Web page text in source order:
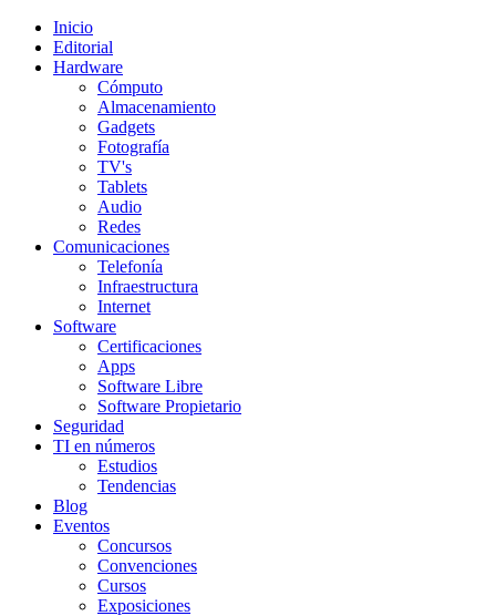
Inicio
Editorial
Hardware
Cómputo
Almacenamiento
Gadgets
Fotografía
TV's
Tablets
Audio
Redes
Comunicaciones
Telefonía
Infraestructura
Internet
Software
Certificaciones
Apps
Software Libre
Software Propietario
Seguridad
TI en números
Estudios
Tendencias
Blog
Eventos
Concursos
Convenciones
Cursos
Exposiciones